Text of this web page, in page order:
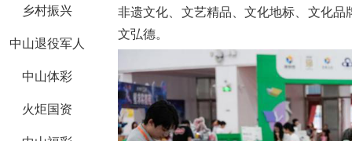
乡村振兴
中山退役军人
中山体彩
火炬国资
非遗文化、文艺精品、文化地标、文化
文弘德。